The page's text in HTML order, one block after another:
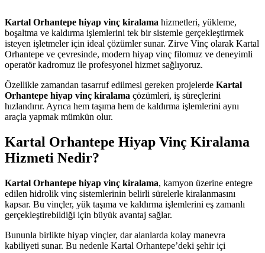
Kartal Orhantepe hiyap vinç kiralama hizmetleri, yükleme,
boşaltma ve kaldırma işlemlerini tek bir sistemle gerçekleştirmek
isteyen işletmeler için ideal çözümler sunar. Zirve Vinç olarak Kartal
Orhantepe ve çevresinde, modern hiyap vinç filomuz ve deneyimli
operatör kadromuz ile profesyonel hizmet sağlıyoruz.
Özellikle zamandan tasarruf edilmesi gereken projelerde Kartal
Orhantepe hiyap vinç kiralama çözümleri, iş süreçlerini
hızlandırır. Ayrıca hem taşıma hem de kaldırma işlemlerini aynı
araçla yapmak mümkün olur.
Kartal Orhantepe Hiyap Vinç Kiralama
Hizmeti Nedir?
Kartal Orhantepe hiyap vinç kiralama, kamyon üzerine entegre
edilen hidrolik vinç sistemlerinin belirli sürelerle kiralanmasını
kapsar. Bu vinçler, yük taşıma ve kaldırma işlemlerini eş zamanlı
gerçekleştirebildiği için büyük avantaj sağlar.
Bununla birlikte hiyap vinçler, dar alanlarda kolay manevra
kabiliyeti sunar. Bu nedenle Kartal Orhantepe’deki şehir içi